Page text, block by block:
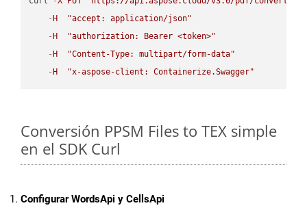
- H
"accept: application/json"
- H
"authorization: Bearer <token>"
- H
"Content-Type: multipart/form-data"
- H "x-aspose-client: Containerize.Swagger"
Conversión PPSM Files to TEX simple
en el SDK Curl
Configurar WordsApi y CellsApi